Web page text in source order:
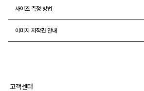
사이즈 측정 방법
이미지 저작권 안내
고객센터